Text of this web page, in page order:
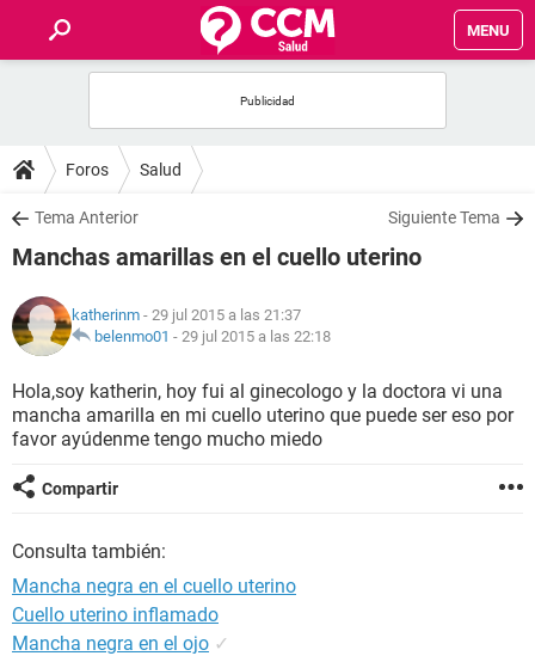
MENU
FOROS
SALUD
NUTRICIÓN
BIENESTAR
Foros Salud
Tema Anterior Siguiente Tema
Manchas amarillas en el cuello uterino
katherinm - 29 jul 2015 a las 21:37
belenmo01 - 29 jul 2015 a las 22:18
Hola,soy katherin, hoy fui al ginecologo y la doctora vi una
mancha amarilla en mi cuello uterino que puede ser eso por
favor ayúdenme tengo mucho miedo
Compartir
Consulta también:
Mancha negra en el cuello uterino
Cuello uterino inflamado
Mancha negra en el ojo ✓